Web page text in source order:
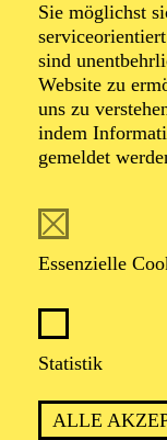
Sie möglichst
sind
Website zu
uns zu
indem
gemeldet
Essenzielle
Statistik
ALLE
Foto: Benne Ochs
Turchetta ist seit